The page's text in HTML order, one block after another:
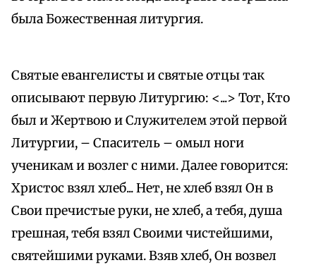
была Божественная литургия.
Святые евангелисты и святые отцы так
описывают первую Литургию: <...> Тот, Кто
был и Жертвою и Служителем этой первой
Литургии, – Спаситель – омыл ноги
ученикам и возлег с ними. Далее говорится:
Христос взял хлеб... Нет, не хлеб взял Он в
Свои пречистые руки, не хлеб, а тебя, душа
грешная, тебя взял Своими чистейшими,
святейшими руками. Взяв хлеб, Он возвел